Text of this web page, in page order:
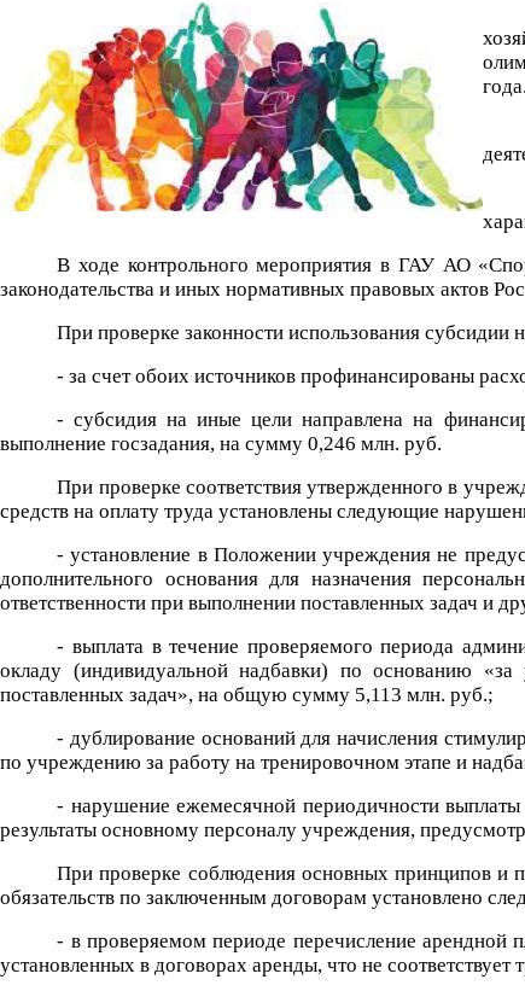
года.
В ходе контрольного мероприятия в ГАУ АО
законодательства и иных нормативных правовых актов
При проверке законности использования
- за счет обоих источников профинансированы
- субсидия на иные цели направлена на
выполнение госзадания, на сумму 0,246 млн. руб.
При проверке соответствия утвержденного в
средств на оплату труда установлены следующие
- установление в Положении учреждения не
дополнительного основания для назначения
ответственности при выполнении поставленных задач и
- выплата в течение проверяемого периода
окладу (индивидуальной надбавки) по основанию «за
поставленных задач», на общую сумму 5,113 млн. руб.;
- дублирование оснований для начисления
по учреждению за работу на тренировочном этапе и
- нарушение ежемесячной периодичности
результаты основному персоналу учреждения,
При проверке соблюдения основных принципов и
обязательств по заключенным договорам установлено
- в проверяемом периоде перечисление
установленных в договорах аренды, что не